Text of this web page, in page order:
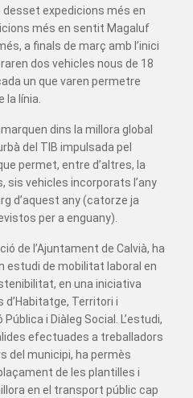
expedicions més en
més en sentit Magaluf
a finals de març amb l’inici
dos vehicles nous de 18
un que varen permetre
línia.
dins la millora global
del TIB impulsada pel
permet, entre d’altres, la
sis vehicles incorporats l’any
d’aquest any (catorze ja
per a enguany).
de l’Ajuntament de Calvià, ha
estudi de mobilitat laboral en
en una iniciativa
d’Habitatge, Territori i
i Diàleg Social. L’estudi,
efectuades a treballadors
del municipi, ha permès
de les plantilles i
en el transport públic cap